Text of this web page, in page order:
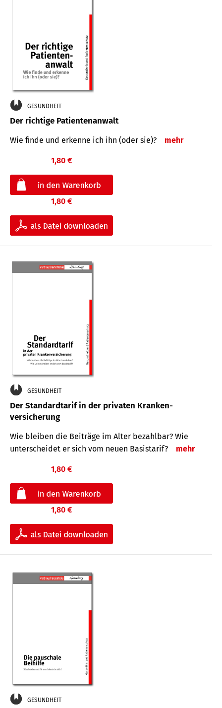
GESUNDHEIT
Der richtige Patientenanwalt
Wie finde und erkenne ich ihn (oder sie)? mehr
1,80 €
1,80 €
GESUNDHEIT
Der Standard­tarif in der privaten Kranken­
versicherung
Wie bleiben die Beiträge im Alter bezahlbar? Wie
unterscheidet er sich vom neuen Basistarif?
mehr
1,80 €
1,80 €
GESUNDHEIT